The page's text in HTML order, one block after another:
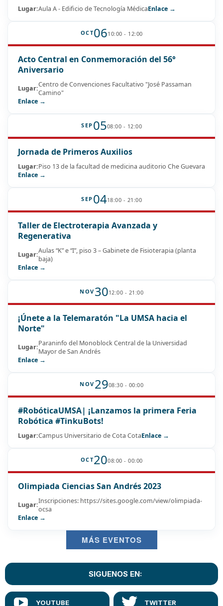
Lugar:Aula A - Edificio de Tecnología MédicaEnlace →
OCT0610:00 - 12:00
Acto Central en Conmemoración del 56°
Aniversario
Lugar:Centro de Convenciones Facultativo "José Passaman
Camino"
Enlace →
SEP 0508:00 - 12:00
Jornada de Primeros Auxilios
Lugar:Piso 13 de la facultad de medicina auditorio Che Guevara
Enlace →
SEP 0418:00 - 21:00
Taller de Electroterapia Avanzada y
Regenerativa
Lugar:Aulas “K” e “I”, piso 3 – Gabinete de Fisioterapia (planta
baja)
Enlace →
NOV 3012:00 - 21:00
¡Únete a la Telemaratón "La UMSA hacia el
Norte"
Lugar:Paraninfo del Monoblock Central de la Universidad
Mayor de San Andrés
Enlace →
NOV 2908:30 - 00:00
#RobóticaUMSA| ¡Lanzamos la primera Feria
Robótica #TinkuBots!
Lugar:Campus Universitario de Cota CotaEnlace →
OCT2008:00 - 00:00
Olimpiada Ciencias San Andrés 2023
Lugar:Inscripciones: https://sites.google.com/view/olimpiada-
ocsa
Enlace →
MÁS EVENTOS
SIGUENOS EN: